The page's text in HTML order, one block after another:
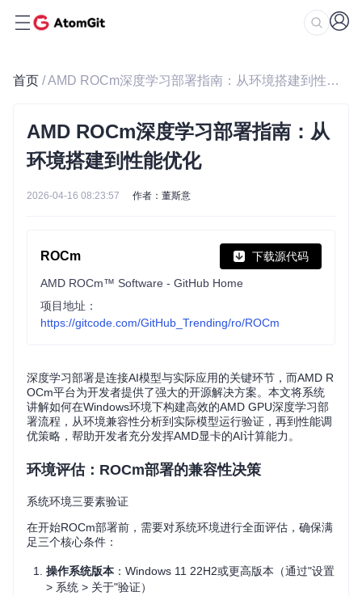
首页 / AMD ROCm深度学习部署指南：从环境搭建到性能优化
AMD ROCm深度学习部署指南：从
环境搭建到性能优化
2026-04-16 08:23:57 作者：董斯意
ROCm 下载源代码
AMD ROCm™ Software - GitHub Home
项目地址：
https://gitcode.com/GitHub_Trending/ro/ROCm
深度学习部署是连接AI模型与实际应用的关键环节，而AMD R
OCm平台为开发者提供了强大的开源解决方案。本文将系统
讲解如何在Windows环境下构建高效的AMD GPU深度学习部
署流程，从环境兼容性分析到实际模型运行验证，再到性能调
优策略，帮助开发者充分发挥AMD显卡的AI计算能力。
环境评估：ROCm部署的兼容性决策
系统环境三要素验证
在开始ROCm部署前，需要对系统环境进行全面评估，确保满
足三个核心条件：
操作系统版本 ：Windows 11 22H2或更高版本（通过"设置
> 系统 > 关于"验证）